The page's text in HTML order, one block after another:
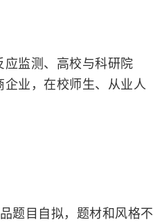
监测、高校与科研院
业，在校师生、从业人
目自拟，题材和风格不